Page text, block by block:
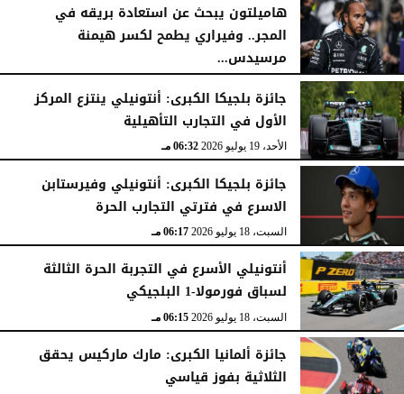
هاميلتون يبحث عن استعادة بريقه في
المجر.. وفيراري يطمح لكسر هيمنة
مرسيدس...
السبت، 25 يوليو 2026 04:41 مـ
جائزة بلجيكا الكبرى: أنتونيلي ينتزع المركز
الأول في التجارب التأهيلية
الأحد، 19 يوليو 2026 06:32 مـ
جائزة بلجيكا الكبرى: أنتونيلي وفيرستابن
الاسرع في فترتي التجارب الحرة
السبت، 18 يوليو 2026 06:17 مـ
أنتونيلي الأسرع في التجربة الحرة الثالثة
لسباق فورمولا-1 البلجيكي
السبت، 18 يوليو 2026 06:15 مـ
جائزة ألمانيا الكبرى: مارك ماركيس يحقق
الثلاثية بفوز قياسي